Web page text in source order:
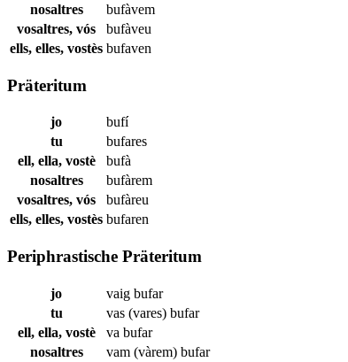
nosaltres
bufàvem
vosaltres, vós
bufàveu
ells, elles, vostès bufaven
Präteritum
jo
bufí
tu
bufares
ell, ella, vostè
bufà
nosaltres
bufàrem
vosaltres, vós
bufàreu
ells, elles, vostès bufaren
Periphrastische Präteritum
jo vaig bufar
tu
vas (vares) bufar
ell, ella, vostè
va bufar
nosaltres
vam (vàrem) bufar